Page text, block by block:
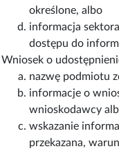
określone, albo
informacja
dostępu do
Wniosek o
nazwę podmiotu
informacje o
wnioskodawcy
wskazanie
przekazana,